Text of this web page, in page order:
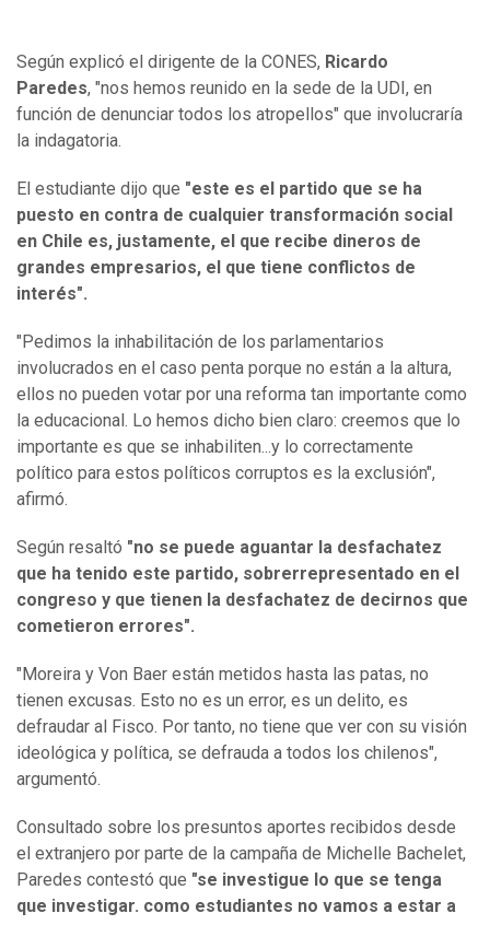
Según explicó el dirigente de la CONES, Ricardo
Paredes, "nos hemos reunido en la sede de la UDI, en
función de denunciar todos los atropellos" que involucraría
la indagatoria.
El estudiante dijo que "este es el partido que se ha
puesto en contra de cualquier transformación social
en Chile es, justamente, el que recibe dineros de
grandes empresarios, el que tiene conflictos de
interés".
"Pedimos la inhabilitación de los parlamentarios
involucrados en el caso penta porque no están a la altura,
ellos no pueden votar por una reforma tan importante como
la educacional. Lo hemos dicho bien claro: creemos que lo
importante es que se inhabiliten...y lo correctamente
político para estos políticos corruptos es la exclusión",
afirmó.
Según resaltó "no se puede aguantar la desfachatez
que ha tenido este partido, sobrerrepresentado en el
congreso y que tienen la desfachatez de decirnos que
cometieron errores".
"Moreira y Von Baer están metidos hasta las patas, no
tienen excusas. Esto no es un error, es un delito, es
defraudar al Fisco. Por tanto, no tiene que ver con su visión
ideológica y política, se defrauda a todos los chilenos",
argumentó.
Consultado sobre los presuntos aportes recibidos desde
el extranjero por parte de la campaña de Michelle Bachelet,
Paredes contestó que "se investigue lo que se tenga
que investigar. como estudiantes no vamos a estar a